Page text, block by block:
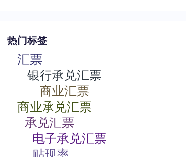
热门标签
汇票
银行承兑汇票
商业汇票
商业承兑汇票
承兑汇票
电子承兑汇票
贴现率